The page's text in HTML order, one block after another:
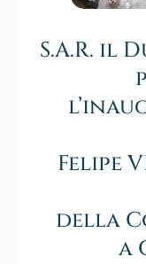
S.A.R. il
Felipe
della
a